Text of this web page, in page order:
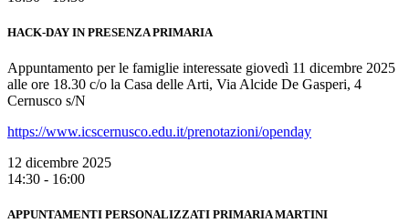
HACK-DAY IN PRESENZA PRIMARIA
Appuntamento per le famiglie interessate giovedì 11 dicembre 2025
alle ore 18.30 c/o la Casa delle Arti, Via Alcide De Gasperi, 4
Cernusco s/N
https://www.icscernusco.edu.it/prenotazioni/openday
12 dicembre 2025
14:30 - 16:00
APPUNTAMENTI PERSONALIZZATI PRIMARIA MARTINI